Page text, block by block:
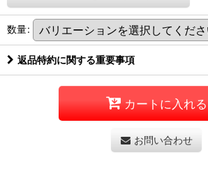
数量:
返品特約に関する重要事項
カートに入れる
お問い合わせ